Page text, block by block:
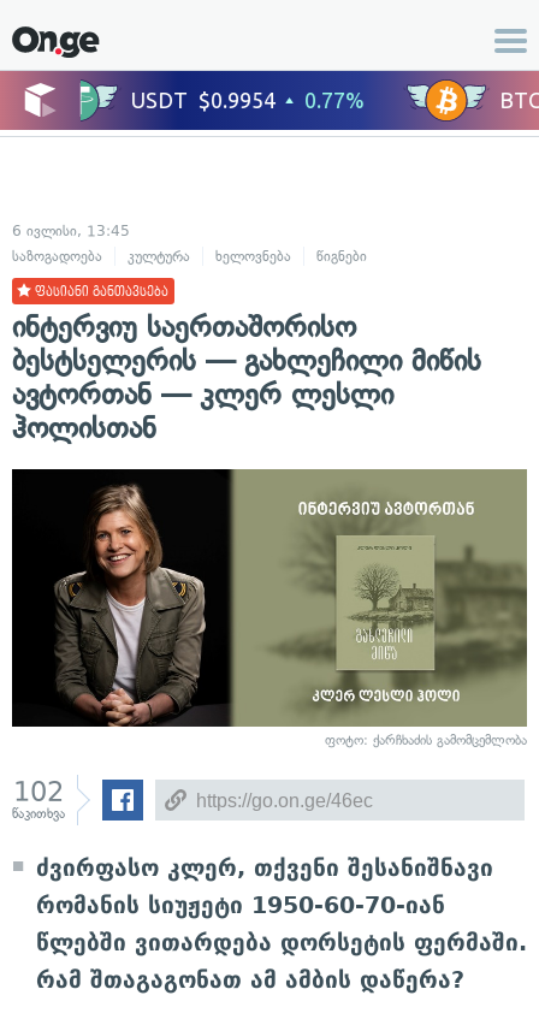
6 ივლისი, 13:45
საზოგადოება
კულტურა ხელოვნება წიგნები
ფასიანი განთავსება
ინტერვიუ საერთაშორისო
ბესტსელერის — გახლეჩილი მიწის
ავტორთან — კლერ ლესლი
ჰოლისთან
ფოტო: ქარჩხაძის გამომცემლობა
102
წაკითხვა
ძვირფასო კლერ, თქვენი შესანიშნავი
რომანის სიუჟეტი 1950-60-70-იან
წლებში ვითარდება დორსეტის ფერმაში.
რამ შთაგაგონათ ამ ამბის დაწერა?